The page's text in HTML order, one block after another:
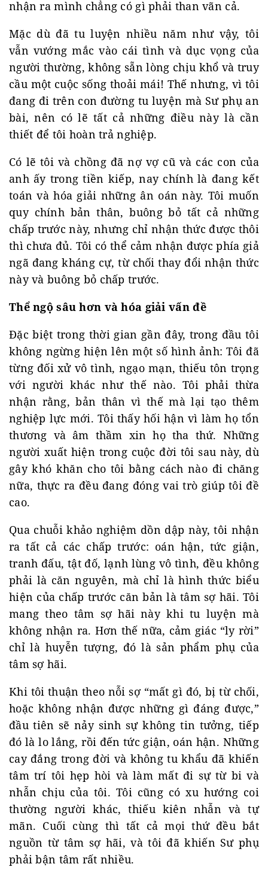
nhận ra mình chẳng có gì phải than vãn cả.
Mặc dù đã tu luyện nhiều năm như vậy, tôi
vẫn vướng mắc vào cái tình và dục vọng của
người thường, không sẵn lòng chịu khổ và truy
cầu một cuộc sống thoải mái! Thế nhưng, vì tôi
đang đi trên con đường tu luyện mà Sư phụ an
bài, nên có lẽ tất cả những điều này là cần
thiết để tôi hoàn trả nghiệp.
Có lẽ tôi và chồng đã nợ vợ cũ và các con của
anh ấy trong tiền kiếp, nay chính là đang kết
toán và hóa giải những ân oán này. Tôi muốn
quy chính bản thân, buông bỏ tất cả những
chấp trước này, nhưng chỉ nhận thức được thôi
thì chưa đủ. Tôi có thể cảm nhận được phía giả
ngã đang kháng cự, từ chối thay đổi nhận thức
này và buông bỏ chấp trước.
Thể ngộ sâu hơn và hóa giải vấn đề
Đặc biệt trong thời gian gần đây, trong đầu tôi
không ngừng hiện lên một số hình ảnh: Tôi đã
từng đối xử vô tình, ngạo mạn, thiếu tôn trọng
với người khác như thế nào. Tôi phải thừa
nhận rằng, bản thân vì thế mà lại tạo thêm
nghiệp lực mới. Tôi thấy hối hận vì làm họ tổn
thương và âm thầm xin họ tha thứ. Những
người xuất hiện trong cuộc đời tôi sau này, dù
gây khó khăn cho tôi bằng cách nào đi chăng
nữa, thực ra đều đang đóng vai trò giúp tôi đề
cao.
Qua chuỗi khảo nghiệm dồn dập này, tôi nhận
ra tất cả các chấp trước: oán hận, tức giận,
tranh đấu, tật đố, lạnh lùng vô tình, đều không
phải là căn nguyên, mà chỉ là hình thức biểu
hiện của chấp trước căn bản là tâm sợ hãi. Tôi
mang theo tâm sợ hãi này khi tu luyện mà
không nhận ra. Hơn thế nữa, cảm giác “ly rời”
chỉ là huyễn tượng, đó là sản phẩm phụ của
tâm sợ hãi.
Khi tôi thuận theo nỗi sợ “mất gì đó, bị từ chối,
hoặc không nhận được những gì đáng được,”
đầu tiên sẽ nảy sinh sự không tin tưởng, tiếp
đó là lo lắng, rồi đến tức giận, oán hận. Những
cay đắng trong đời và không tu khẩu đã khiến
tâm trí tôi hẹp hòi và làm mất đi sự từ bi và
nhẫn chịu của tôi. Tôi cũng có xu hướng coi
thường người khác, thiếu kiên nhẫn và tự
mãn. Cuối cùng thì tất cả mọi thứ đều bắt
nguồn từ tâm sợ hãi, và tôi đã khiến Sư phụ
phải bận tâm rất nhiều.